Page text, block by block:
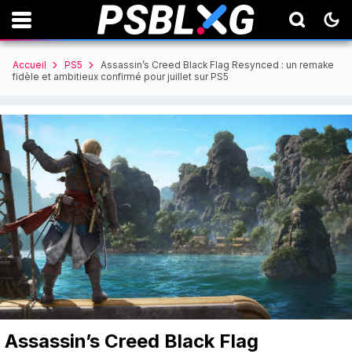
Accueil PS5
Assassin’s Creed Black Flag Resynced : un remake
fidèle et ambitieux confirmé pour juillet sur PS5
Assassin’s Creed Black Flag